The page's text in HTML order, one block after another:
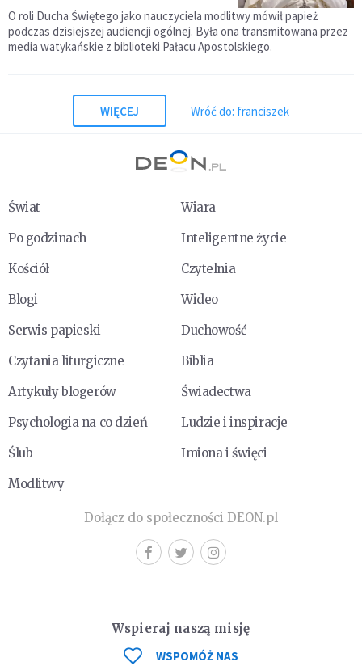
O roli Ducha Świętego jako nauczyciela modlitwy mówił papież
podczas dzisiejszej audiencji ogólnej. Była ona transmitowana przez
media watykańskie z biblioteki Pałacu Apostolskiego.
WIĘCEJ Wróć do: franciszek
Świat
Wiara
Po godzinach
Inteligentne życie
Kościół
Czytelnia
Blogi
Wideo
Serwis papieski
Duchowość
Czytania liturgiczne
Biblia
Artykuły blogerów
Świadectwa
Psychologia na co dzień
Ludzie i inspiracje
Ślub
Imiona i święci
Modlitwy
Dołącz do społeczności DEON.pl
Wspieraj naszą misję
WSPOMÓŻ NAS